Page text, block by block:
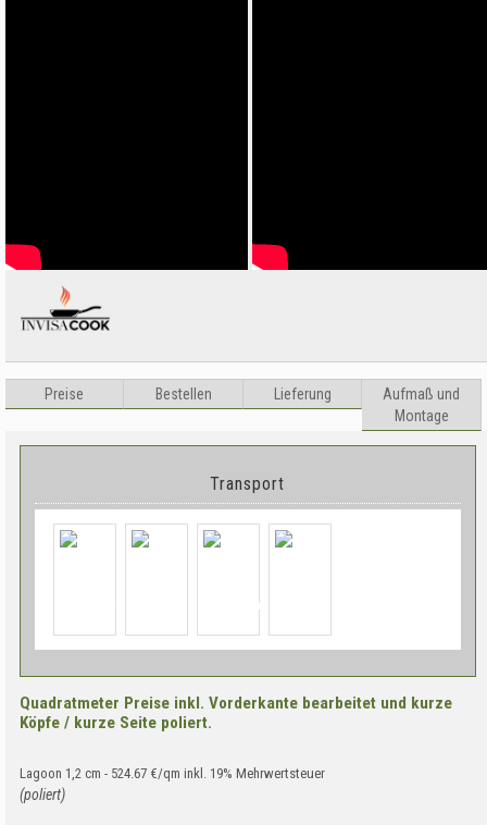
Preise Bestellen Lieferung Aufmaß und
Montage
Transport
Quadratmeter Preise inkl. Vorderkante bearbeitet und kurze
Köpfe / kurze Seite poliert.
Lagoon 1,2 cm - 524.67 €/qm inkl. 19% Mehrwertsteuer
(poliert)